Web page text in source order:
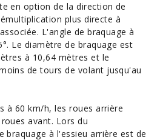
en option de la direction de
plus directe à
L'angle de braquage à
Le diamètre de braquage est
à 10,64 mètres et le
de tours de volant jusqu'au
à 60 km/h, les roues arrière
avant. Lors du
braquage à l'essieu arrière est de